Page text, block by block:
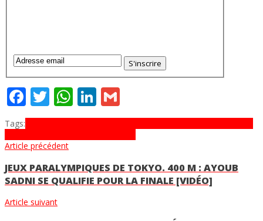
Facebook
Twitter
WhatsApp
LinkedIn
Tags:
Article précédent
JEUX PARALYMPIQUES DE TOKYO. 400 M : AYOUB
SADNI SE QUALIFIE POUR LA FINALE [VIDÉO]
Article suivant